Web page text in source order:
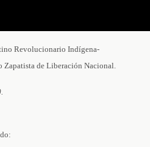
Revolucionario Indígena-
Zapatista de Liberación Nacional.